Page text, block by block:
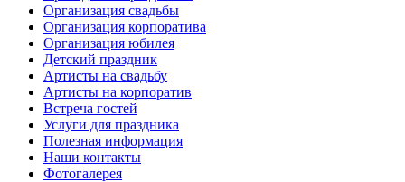
Организация свадьбы
Организация корпоратива
Организация юбилея
Детский праздник
Артисты на свадьбу
Артисты на корпоратив
Встреча гостей
Услуги для праздника
Полезная информация
Наши контакты
Фотогалерея